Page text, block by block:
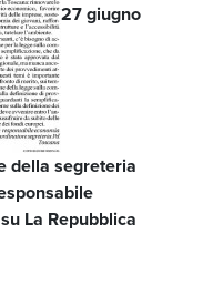
27 giugno
della segreteria
La Repubblica